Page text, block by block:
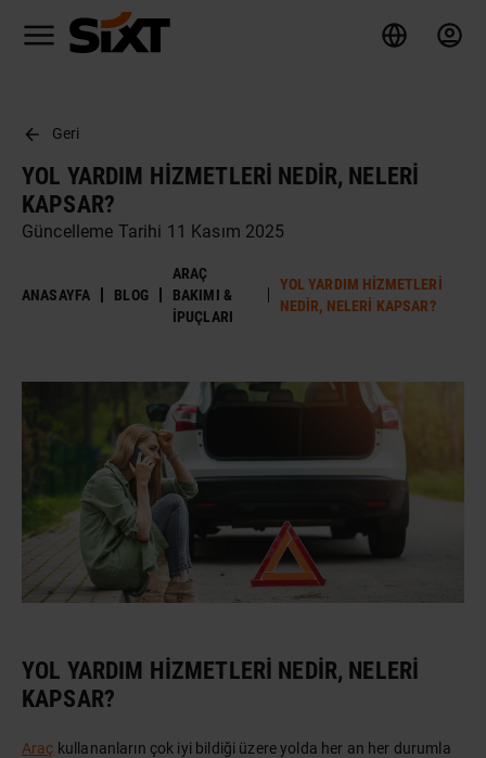
Geri
YOL YARDIM HIZMETLERI NEDIR, NELERI
KAPSAR?
Güncelleme Tarihi 11 Kasım 2025
ANASAYFA BLOG
ARAÇ
BAKIMI &
İPUÇLARI
YOL YARDIM HIZMETLERI
NEDIR, NELERI KAPSAR?
YOL YARDIM HIZMETLERI NEDIR, NELERI
KAPSAR?
Araç kullananların çok iyi bildiği üzere yolda her an her durumla